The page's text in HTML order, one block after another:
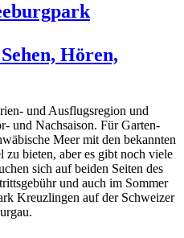
Hören,
und Ausflugsregion und
und Nachsaison. Für Garten-
Meer mit den bekannten
bieten, aber es gibt noch viele
sich auf beiden Seiten des
und auch im Sommer
Kreuzlingen auf der Schweizer